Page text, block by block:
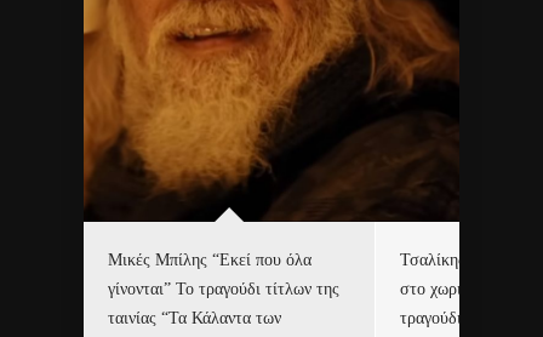
Μικές Μπίλης “Εκεί που όλα
γίνονται” Το τραγούδι τίτλων της
ταινίας “Τα Κάλαντα των
Τσαλίκης,
στο χωριό του Άι
τραγούδι και video